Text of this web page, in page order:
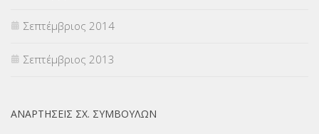
Σεπτέμβριος 2014
Σεπτέμβριος 2013
ΑΝΑΡΤΉΣΕΙΣ ΣΧ. ΣΥΜΒΟΎΛΩΝ